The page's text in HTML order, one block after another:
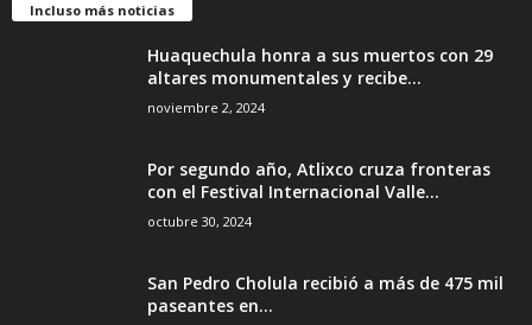
Incluso más noticias
Huaquechula honra a sus muertos con 29
altares monumentales y recibe...
noviembre 2, 2024
Por segundo año, Atlixco cruza fronteras
con el Festival Internacional Valle...
octubre 30, 2024
San Pedro Cholula recibió a más de 475 mil
paseantes en...